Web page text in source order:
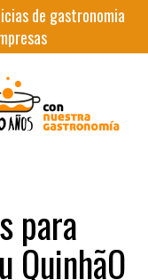
de gastronomia
para
QuinhãO